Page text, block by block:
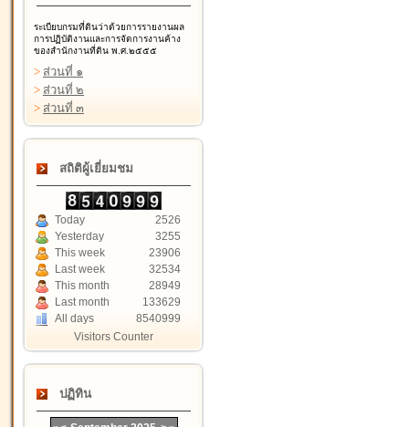
ระเบียบกรมที่ดินว่าด้วยการรายงานผล
การปฏิบัติงานและการจัดการงานค้าง
ของสำนักงานที่ดิน พ.ศ.๒๕๕๕
> ส่วนที่ ๑
> ส่วนที่ ๒
> ส่วนที่ ๓
สถิติผู้เยี่ยมชม
Today
2526
Yesterday
3255
This week
23906
Last week
32534
This month
28949
Last month
133629
All days
8540999
Visitors Counter
ปฏิทิน